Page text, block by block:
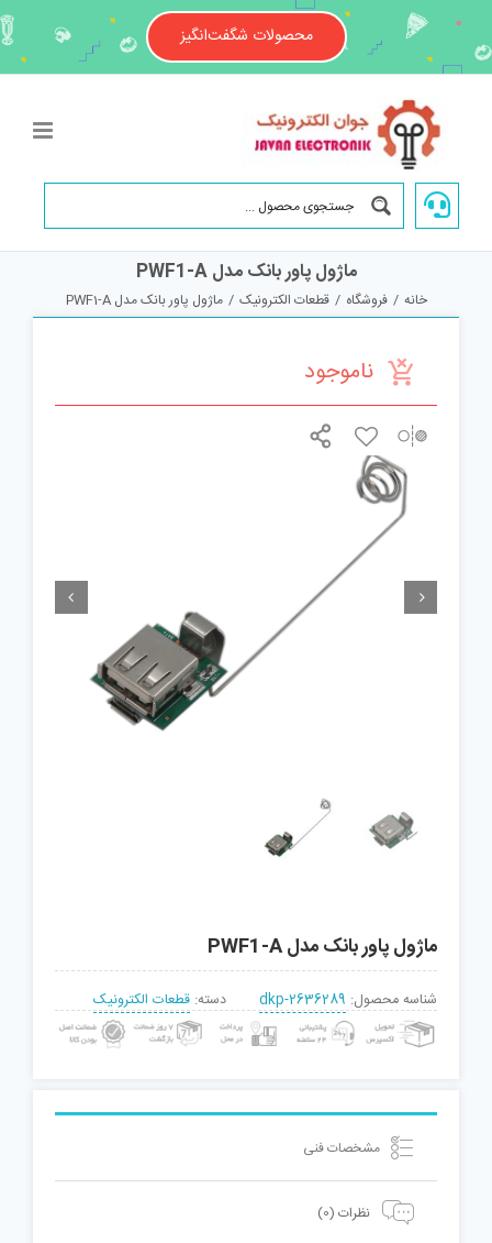
content
محصولات شگفت‌انگیز
ماژول پاور بانک مدل PWF1-A
خانه / فروشگاه / قطعات الکترونیک / ماژول پاور بانک مدل PWF1-A
ناموجود
 
ماژول پاور بانک مدل PWF1-A
شناسه محصول: dkp-2636289 دسته: قطعات الکترونیک
مشخصات فنی
نظرات (0)